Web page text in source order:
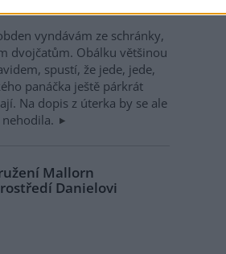
vyndávám ze schránky,
dvojčatům. Obálku většinou
spustí, že jede, jede,
panáčka ještě párkrát
Na dopis z úterka by se ale
Mallorn
Danielovi